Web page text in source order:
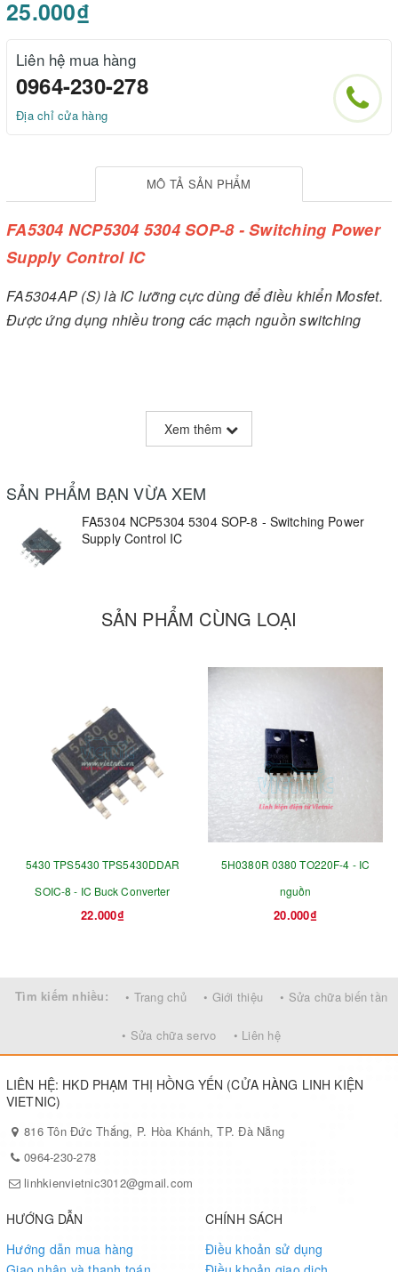
25.000₫
Liên hệ mua hàng
0964-230-278
Địa chỉ cửa hàng
MÔ TẢ SẢN PHẨM
FA5304 NCP5304 5304 SOP-8 - Switching Power
Supply Control IC
FA5304AP (S) là IC lưỡng cực dùng để điều khiển Mosfet.
Được ứng dụng nhiều trong các mạch nguồn switching
Xem thêm
SẢN PHẨM BẠN VỪA XEM
FA5304 NCP5304 5304 SOP-8 - Switching Power
Supply Control IC
SẢN PHẨM CÙNG LOẠI
5430 TPS5430 TPS5430DDAR
SOIC-8 - IC Buck Converter
22.000₫
5H0380R 0380 TO220F-4 - IC
nguồn
20.000₫
Tìm kiếm nhiều: • Trang chủ • Giới thiệu • Sửa chữa biến tần
• Sửa chữa servo • Liên hệ
LIÊN HỆ: HKD PHẠM THỊ HỒNG YẾN (CỬA HÀNG LINH KIỆN
VIETNIC)
816 Tôn Đức Thắng, P. Hòa Khánh, TP. Đà Nẵng
0964-230-278
linhkienvietnic3012@gmail.com
HƯỚNG DẪN
Hướng dẫn mua hàng
CHÍNH SÁCH
Điều khoản sử dụng